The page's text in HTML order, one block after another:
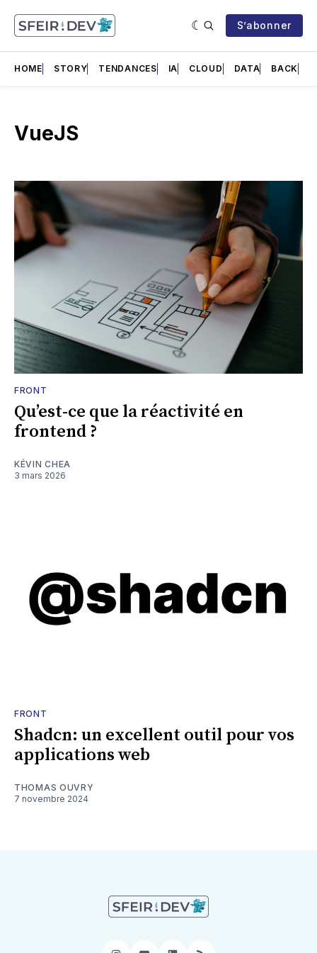
S’abonner
HOME STORY TENDANCES IA CLOUD DATA BACK
VueJS
FRONT
Qu’est-ce que la réactivité en
frontend ?
KÉVIN CHEA
3 mars 2026
FRONT
Shadcn: un excellent outil pour vos
applications web
THOMAS OUVRY
7 novembre 2024